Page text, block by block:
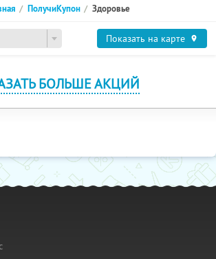
ПолучиКупон Здоровье
Показать на карте
БОЛЬШЕ АКЦИЙ